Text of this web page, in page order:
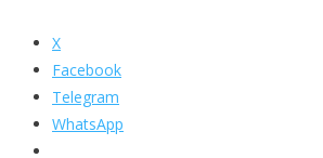
X
Facebook
Telegram
WhatsApp